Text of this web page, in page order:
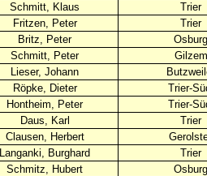
Schmitt, Klaus
Trier
Fritzen, Peter
Trier
Britz, Peter
Osburg
Schmitt, Peter
Gilzem
Lieser, Johann
Röpke, Dieter
Trier-
Hontheim, Peter
Trier-
Daus, Karl
Trier
Clausen, Herbert
Langanki, Burghard
Trier
Schmitz, Hubert
Osburg